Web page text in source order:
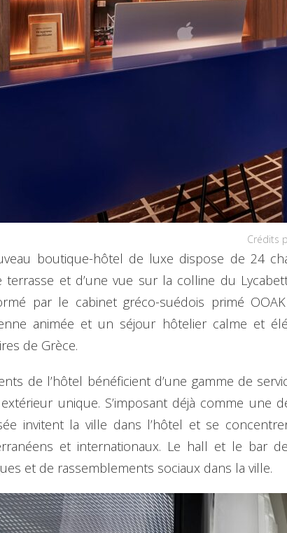
Crédits
boutique-hôtel de luxe dispose de 24
terrasse et d’une vue sur la colline du
par le cabinet gréco-suédois primé
animée et un séjour hôtelier calme et
de Grèce.
de l’hôtel bénéficient d’une gamme de
unique. S’imposant déjà comme une
invitent la ville dans l’hôtel et se
et internationaux. Le hall et le bar
et de rassemblements sociaux dans la ville.